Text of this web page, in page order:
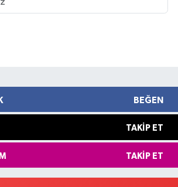
BEĞEN
TAKIP ET
TAKIP ET